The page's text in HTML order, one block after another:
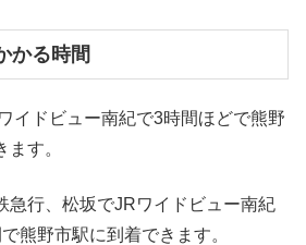
かる時間
イドビュー南紀で3時間ほどで熊野
す。
急行、松坂でJRワイドビュー南紀
熊野市駅に到着できます。